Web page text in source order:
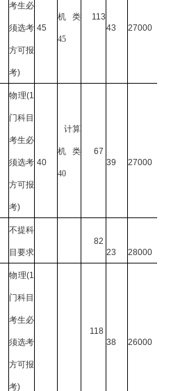
考生必
须选考
方可报
考)
45
机类
45
113
43
27000
物理(1
门科目
考生必
须选考
方可报
考)
40
计算
机类
40
67
39
27000
不提科
目要求
82
23
28000
物理(1
门科目
考生必
须选考
方可报
考)
118
38
26000